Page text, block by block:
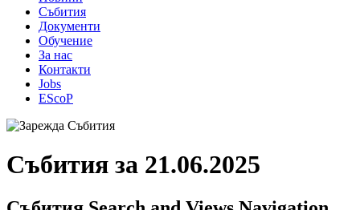
Събития
Документи
Обучение
За нас
Контакти
Jobs
EScoP
Събития за 21.06.2025